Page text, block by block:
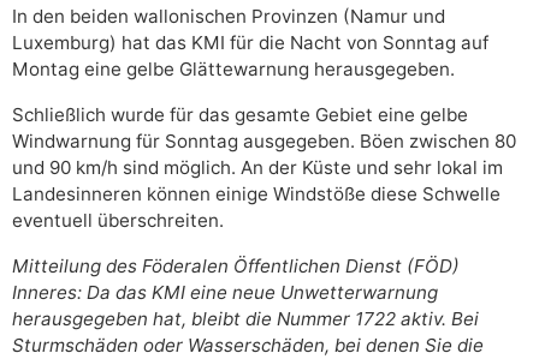
In den beiden wallonischen Provinzen (Namur und
Luxemburg) hat das KMI für die Nacht von Sonntag auf
Montag eine gelbe Glättewarnung herausgegeben.
Schließlich wurde für das gesamte Gebiet eine gelbe
Windwarnung für Sonntag ausgegeben. Böen zwischen 80
und 90 km/h sind möglich. An der Küste und sehr lokal im
Landesinneren können einige Windstöße diese Schwelle
eventuell überschreiten.
Mitteilung des Föderalen Öffentlichen Dienst (FÖD)
Inneres: Da das KMI eine neue Unwetterwarnung
herausgegeben hat, bleibt die Nummer 1722 aktiv. Bei
Sturmschäden oder Wasserschäden, bei denen Sie die